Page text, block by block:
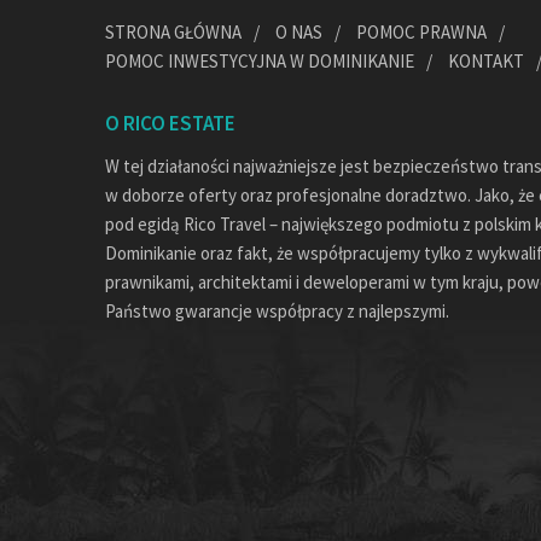
STRONA GŁÓWNA O NAS
POMOC PRAWNA
POMOC INWESTYCYJNA W DOMINIKANIE
KONTAKT
O RICO ESTATE
W tej działaności najważniejsze jest bezpieczeństwo
w doborze oferty oraz profesjonalne doradztwo. Jako, że
pod egidą Rico Travel – największego podmiotu z polskim
Dominikanie oraz fakt, że współpracujemy tylko z
prawnikami, architektami i deweloperami w tym kraju,
Państwo gwarancje współpracy z najlepszymi.